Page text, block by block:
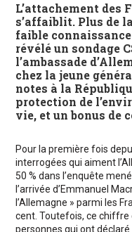
L’attachement des
s’affaiblit. Plus de
faible
révélé un sondage
l’ambassade
chez la jeune
notes à la
protection de
vie, et un bonus de
Pour la première fois
interrogées qui aiment
50 % dans l’enquête
l’arrivée d’Emmanuel
l’Allemagne » parmi les
cent. Toutefois, ce chiffre
personnes qui ont déclaré